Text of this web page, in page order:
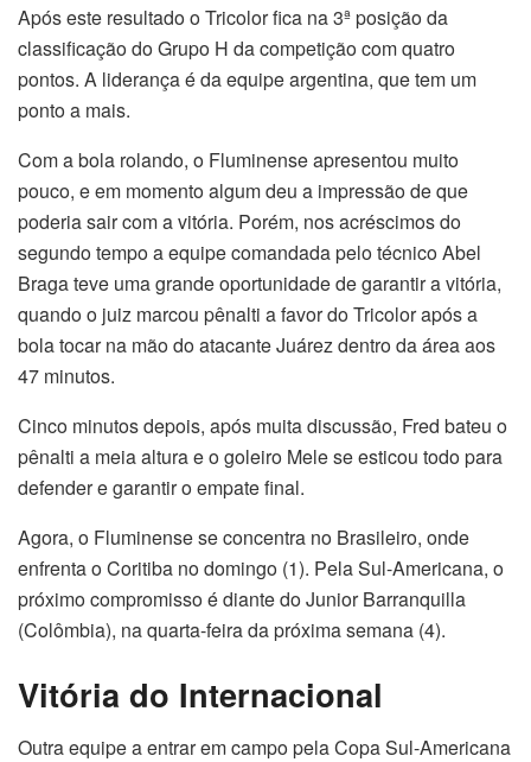
Após este resultado o Tricolor fica na 3ª posição da
classificação do Grupo H da competição com quatro
pontos. A liderança é da equipe argentina, que tem um
ponto a mais.
Com a bola rolando, o Fluminense apresentou muito
pouco, e em momento algum deu a impressão de que
poderia sair com a vitória. Porém, nos acréscimos do
segundo tempo a equipe comandada pelo técnico Abel
Braga teve uma grande oportunidade de garantir a vitória,
quando o juiz marcou pênalti a favor do Tricolor após a
bola tocar na mão do atacante Juárez dentro da área aos
47 minutos.
Cinco minutos depois, após muita discussão, Fred bateu o
pênalti a meia altura e o goleiro Mele se esticou todo para
defender e garantir o empate final.
Agora, o Fluminense se concentra no Brasileiro, onde
enfrenta o Coritiba no domingo (1). Pela Sul-Americana, o
próximo compromisso é diante do Junior Barranquilla
(Colômbia), na quarta-feira da próxima semana (4).
Vitória do Internacional
Outra equipe a entrar em campo pela Copa Sul-Americana